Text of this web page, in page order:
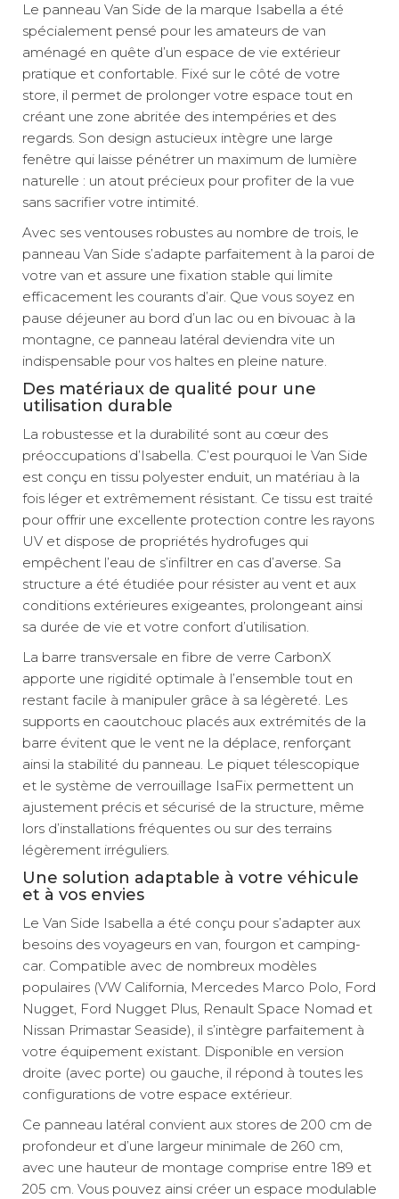
Le panneau Van Side de la marque Isabella a été
spécialement pensé pour les amateurs de van
aménagé en quête d’un espace de vie extérieur
pratique et confortable. Fixé sur le côté de votre
store, il permet de prolonger votre espace tout en
créant une zone abritée des intempéries et des
regards. Son design astucieux intègre une large
fenêtre qui laisse pénétrer un maximum de lumière
naturelle : un atout précieux pour profiter de la vue
sans sacrifier votre intimité.
Avec ses ventouses robustes au nombre de trois, le
panneau Van Side s’adapte parfaitement à la paroi de
votre van et assure une fixation stable qui limite
efficacement les courants d’air. Que vous soyez en
pause déjeuner au bord d’un lac ou en bivouac à la
montagne, ce panneau latéral deviendra vite un
indispensable pour vos haltes en pleine nature.
Des matériaux de qualité pour une
utilisation durable
La robustesse et la durabilité sont au cœur des
préoccupations d’Isabella. C’est pourquoi le Van Side
est conçu en tissu polyester enduit, un matériau à la
fois léger et extrêmement résistant. Ce tissu est traité
pour offrir une excellente protection contre les rayons
UV et dispose de propriétés hydrofuges qui
empêchent l’eau de s’infiltrer en cas d’averse. Sa
structure a été étudiée pour résister au vent et aux
conditions extérieures exigeantes, prolongeant ainsi
sa durée de vie et votre confort d’utilisation.
La barre transversale en fibre de verre CarbonX
apporte une rigidité optimale à l’ensemble tout en
restant facile à manipuler grâce à sa légèreté. Les
supports en caoutchouc placés aux extrémités de la
barre évitent que le vent ne la déplace, renforçant
ainsi la stabilité du panneau. Le piquet télescopique
et le système de verrouillage IsaFix permettent un
ajustement précis et sécurisé de la structure, même
lors d’installations fréquentes ou sur des terrains
légèrement irréguliers.
Une solution adaptable à votre véhicule
et à vos envies
Le Van Side Isabella a été conçu pour s’adapter aux
besoins des voyageurs en van, fourgon et camping-
car. Compatible avec de nombreux modèles
populaires (VW California, Mercedes Marco Polo, Ford
Nugget, Ford Nugget Plus, Renault Space Nomad et
Nissan Primastar Seaside), il s’intègre parfaitement à
votre équipement existant. Disponible en version
droite (avec porte) ou gauche, il répond à toutes les
configurations de votre espace extérieur.
Ce panneau latéral convient aux stores de 200 cm de
profondeur et d’une largeur minimale de 260 cm,
avec une hauteur de montage comprise entre 189 et
205 cm. Vous pouvez ainsi créer un espace modulable